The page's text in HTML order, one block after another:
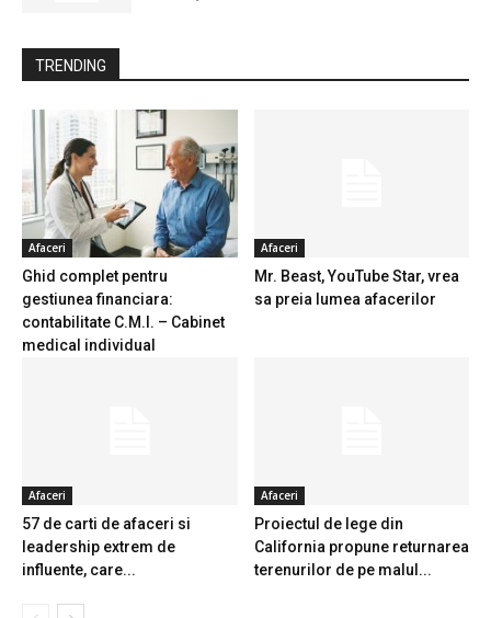
TRENDING
Afaceri
Ghid complet pentru
gestiunea financiara:
contabilitate C.M.I. – Cabinet
medical individual
Afaceri
Mr. Beast, YouTube Star, vrea
sa preia lumea afacerilor
Afaceri
57 de carti de afaceri si
leadership extrem de
influente, care...
Afaceri
Proiectul de lege din
California propune returnarea
terenurilor de pe malul...